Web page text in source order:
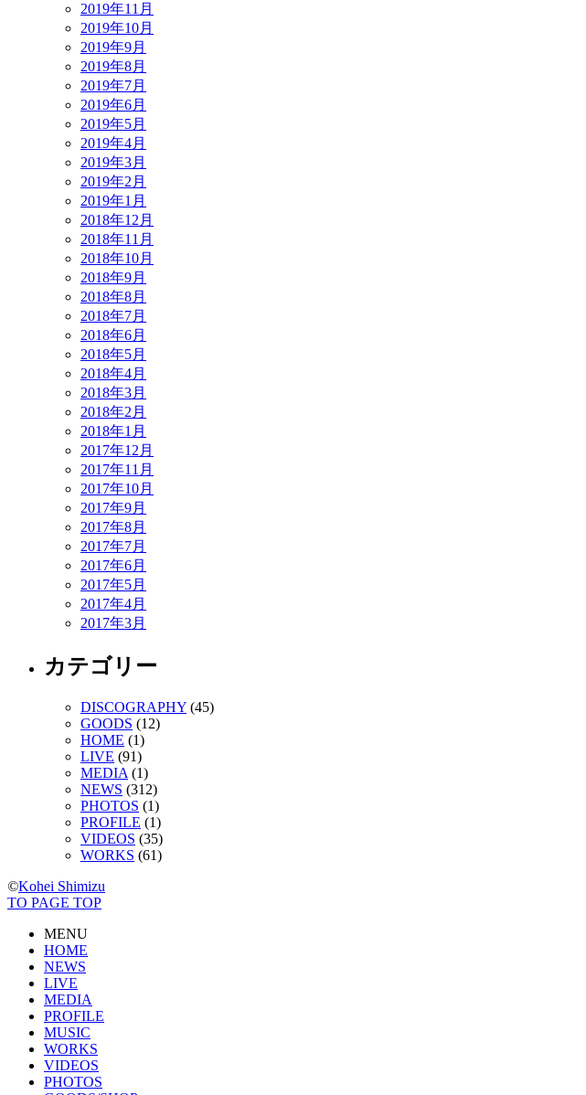
2019年11月
2019年10月
2019年9月
2019年8月
2019年7月
2019年6月
2019年5月
2019年4月
2019年3月
2019年2月
2019年1月
2018年12月
2018年11月
2018年10月
2018年9月
2018年8月
2018年7月
2018年6月
2018年5月
2018年4月
2018年3月
2018年2月
2018年1月
2017年12月
2017年11月
2017年10月
2017年9月
2017年8月
2017年7月
2017年6月
2017年5月
2017年4月
2017年3月
カテゴリー
DISCOGRAPHY (45)
GOODS (12)
HOME (1)
LIVE (91)
MEDIA (1)
NEWS (312)
PHOTOS (1)
PROFILE (1)
VIDEOS (35)
WORKS (61)
©Kohei Shimizu
TO PAGE TOP
MENU
HOME
NEWS
LIVE
MEDIA
PROFILE
MUSIC
WORKS
VIDEOS
PHOTOS